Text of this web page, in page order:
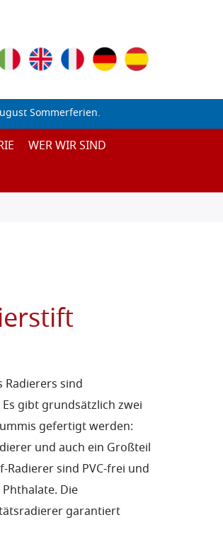
Sommerferien.
WER WIR SIND
sind
gibt grundsätzlich zwei
gefertigt werden:
und auch ein Großteil
sind PVC-frei und
Die
garantiert